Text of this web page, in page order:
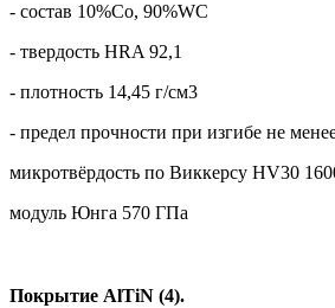
- состав 10%Co, 90%WC
- твердость HRA 92,1
- плотность 14,45 г/cм3
- предел прочности при изгибе не
микротвёрдость по Виккерсу HV30
модуль Юнга 570 ГПа
Покрытие AlTiN (4).